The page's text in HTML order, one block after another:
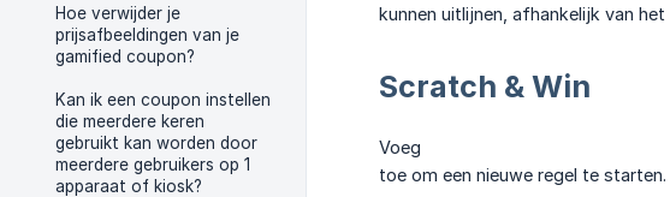
Hoe verwijder je
prijsafbeeldingen van je
gamified coupon?
Kan ik een coupon instellen
die meerdere keren
gebruikt kan worden door
meerdere gebruikers op 1
apparaat of kiosk?
kunnen uitlijnen, afhankelijk van
Scratch & Win
Voeg
toe om een nieuwe regel te starten.